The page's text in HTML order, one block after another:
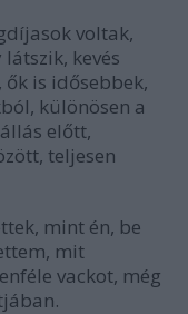
voltak,
kevés
is idősebbek,
különösen a
előtt,
teljesen
mint én, be
mit
vackot, még